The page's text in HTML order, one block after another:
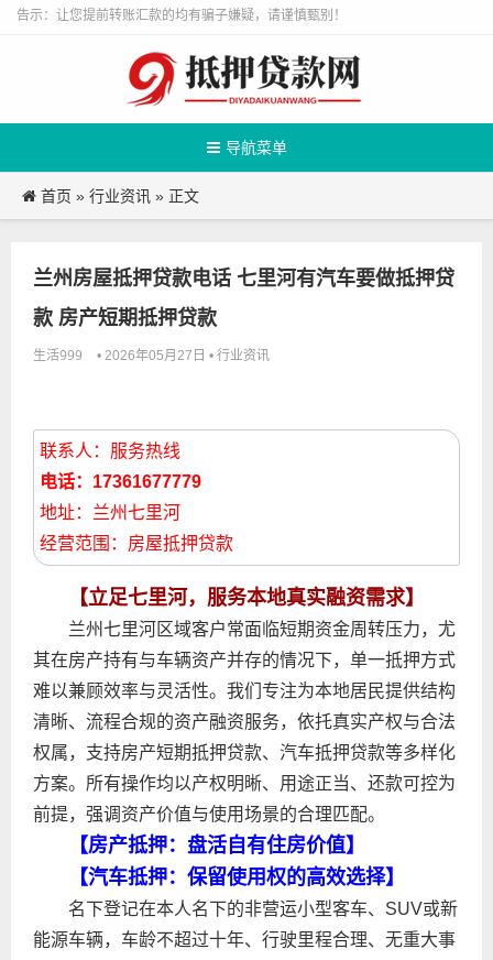
告示：让您提前转账汇款的均有骗子嫌疑，请谨慎甄别！
导航菜单
首页 » 行业资讯 » 正文
兰州房屋抵押贷款电话 七里河有汽车要做抵押贷
款 房产短期抵押贷款
生活999 • 2026年05月27日 • 行业资讯
联系人：服务热线
电话：17361677779
地址：兰州七里河
经营范围：房屋抵押贷款
【立足七里河，服务本地真实融资需求】
兰州七里河区域客户常面临短期资金周转压力，尤
其在房产持有与车辆资产并存的情况下，单一抵押方式
难以兼顾效率与灵活性。我们专注为本地居民提供结构
清晰、流程合规的资产融资服务，依托真实产权与合法
权属，支持房产短期抵押贷款、汽车抵押贷款等多样化
方案。所有操作均以产权明晰、用途正当、还款可控为
前提，强调资产价值与使用场景的合理匹配。
【房产抵押：盘活自有住房价值】
【汽车抵押：保留使用权的高效选择】
名下登记在本人名下的非营运小型客车、SUV或新
能源车辆，车龄不超过十年、行驶里程合理、无重大事